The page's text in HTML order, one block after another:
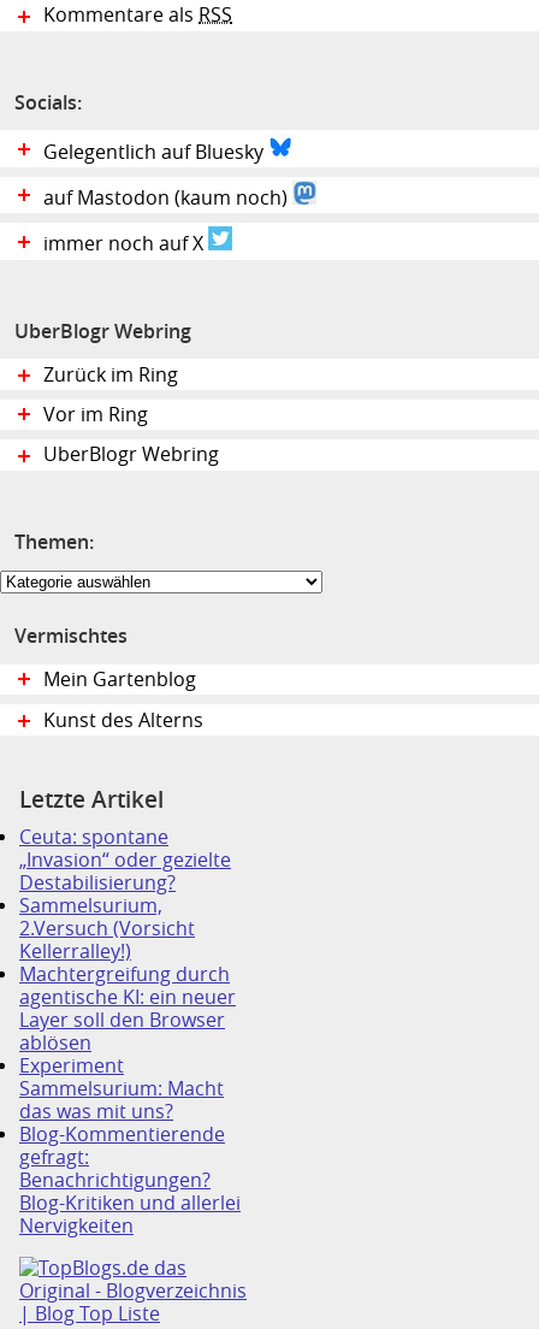
Kommentare als RSS
Socials:
Gelegentlich auf Bluesky
auf Mastodon (kaum noch)
immer noch auf X
UberBlogr Webring
Zurück im Ring
Vor im Ring
UberBlogr Webring
Themen:
Themen:
Vermischtes
Mein Gartenblog
Kunst des Alterns
Letzte Artikel
Ceuta: spontane
„Invasion“ oder gezielte
Destabilisierung?
Sammelsurium,
2.Versuch (Vorsicht
Kellerralley!)
Machtergreifung durch
agentische KI: ein neuer
Layer soll den Browser
ablösen
Experiment
Sammelsurium: Macht
das was mit uns?
Blog-Kommentierende
gefragt:
Benachrichtigungen?
Blog-Kritiken und allerlei
Nervigkeiten